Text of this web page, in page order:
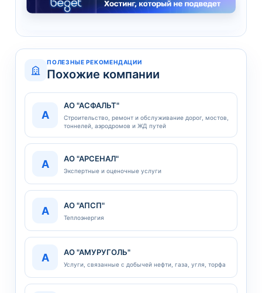
ПОЛЕЗНЫЕ РЕКОМЕНДАЦИИ
Похожие компании
А
АО "АСФАЛЬТ"
Строительство, ремонт и обслуживание дорог, мостов,
тоннелей, аэродромов и ЖД путей
А АО "АРСЕНАЛ"
Экспертные и оценочные услуги
А АО "АПСП"
Теплоэнергия
А АО "АМУРУГОЛЬ"
Услуги, связанные с добычей нефти, газа, угля, торфа